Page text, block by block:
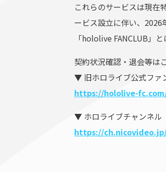
これらのサービスは現在
ービス設立に伴い、2026
「hololive FANCLUB」
契約状況確認・退会等は
▼ 旧ホロライブ公式ファ
https://hololive-
▼ ホロライブチャンネル
https://